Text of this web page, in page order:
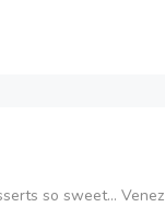
so sweet... Venez